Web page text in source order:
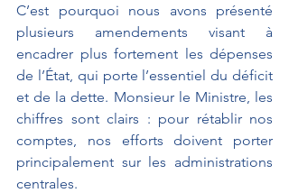
C’est pourquoi nous avons présenté
plusieurs amendements visant à
encadrer plus fortement les dépenses
de l’État, qui porte l’essentiel du déficit
et de la dette. Monsieur le Ministre, les
chiffres sont clairs : pour rétablir nos
comptes, nos efforts doivent porter
principalement sur les administrations
centrales.